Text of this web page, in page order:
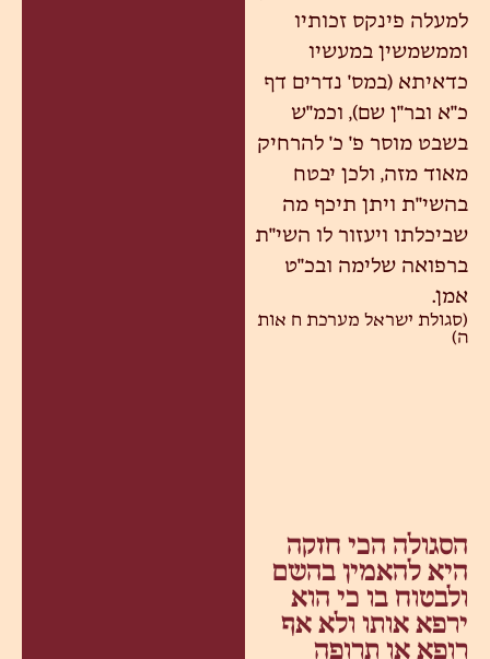
למעלה פינקס זכותיו
וממשמשין במעשיו
כדאיתא (במס' נדרים דף
כ"א ובר"ן שם), וכמ"ש
בשבט מוסר פ' כ' להרחיק
מאוד מזה, ולכן יבטח
בהשי"ת ויתן תיכף מה
שביכלתו ויעזור לו השי"ת
ברפואה שלימה ובכ"ט
אמן.
(סגולת ישראל מערכת ח אות
ה)
הסגולה הכי חזקה
היא להאמין בהשם
ולבטוח בו כי הוא
ירפא אותו ולא אף
רופא או תרופה